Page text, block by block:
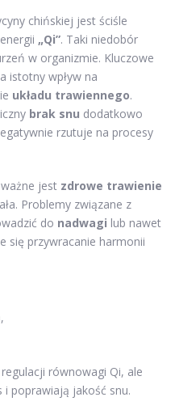
chińskiej jest ściśle
„Qi”. Taki niedobór
w organizmie. Kluczowe
istotny wpływ na
układu trawiennego.
brak snu dodatkowo
rzutuje na procesy
jest zdrowe trawienie
Problemy związane z
do nadwagi lub nawet
się przywracanie harmonii
równowagi Qi, ale
i poprawiają jakość snu.